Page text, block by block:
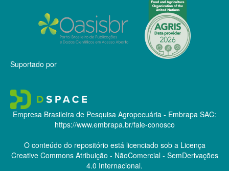
Suportado por
Empresa Brasileira de Pesquisa Agropecuária - Embrapa SAC:
https://www.embrapa.br/fale-conosco
O conteúdo do repositório está licenciado sob a Licença
Creative CommonsAtribuição - NãoComercial - SemDerivações
4.0 Internacional.